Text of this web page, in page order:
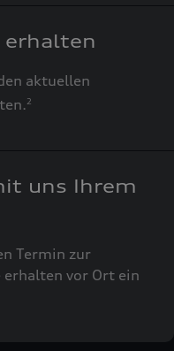
erhalten
aktuellen
2
uns Ihrem
Termin zur
vor Ort ein